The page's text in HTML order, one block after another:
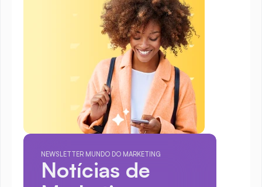
NEWSLETTER MUNDO DO MARKETING
Notícias de